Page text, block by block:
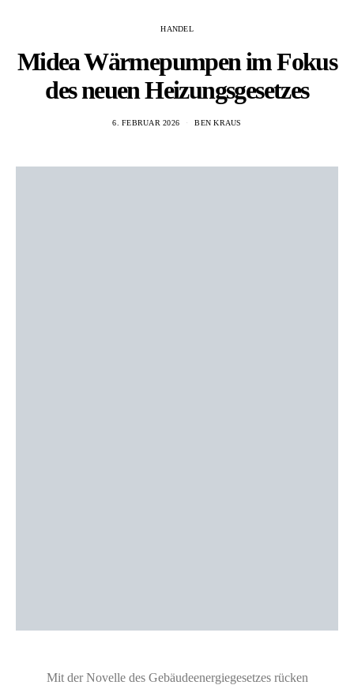
HANDEL
Midea Wärmepumpen im Fokus
des neuen Heizungsgesetzes
6. FEBRUAR 2026 BEN KRAUS
Mit der Novelle des Gebäudeenergiegesetzes rücken